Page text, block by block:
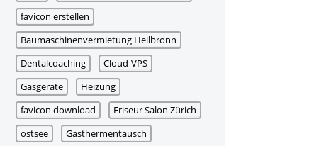
favicon erstellen
Baumaschinenvermietung Heilbronn
Dentalcoaching
Cloud-VPS
Gasgeräte
Heizung
favicon download
Friseur Salon Zürich
ostsee
Gasthermentausch